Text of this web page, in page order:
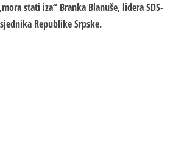
stati iza“ Branka Blanuše, lidera SDS-
Republike Srpske.